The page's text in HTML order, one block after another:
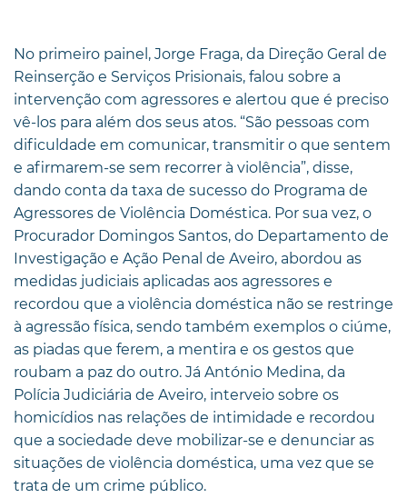
No primeiro painel, Jorge Fraga, da Direção Geral de
Reinserção e Serviços Prisionais, falou sobre a
intervenção com agressores e alertou que é preciso
vê-los para além dos seus atos. “São pessoas com
dificuldade em comunicar, transmitir o que sentem
e afirmarem-se sem recorrer à violência”, disse,
dando conta da taxa de sucesso do Programa de
Agressores de Violência Doméstica. Por sua vez, o
Procurador Domingos Santos, do Departamento de
Investigação e Ação Penal de Aveiro, abordou as
medidas judiciais aplicadas aos agressores e
recordou que a violência doméstica não se restringe
à agressão física, sendo também exemplos o ciúme,
as piadas que ferem, a mentira e os gestos que
roubam a paz do outro. Já António Medina, da
Polícia Judiciária de Aveiro, interveio sobre os
homicídios nas relações de intimidade e recordou
que a sociedade deve mobilizar-se e denunciar as
situações de violência doméstica, uma vez que se
trata de um crime público.